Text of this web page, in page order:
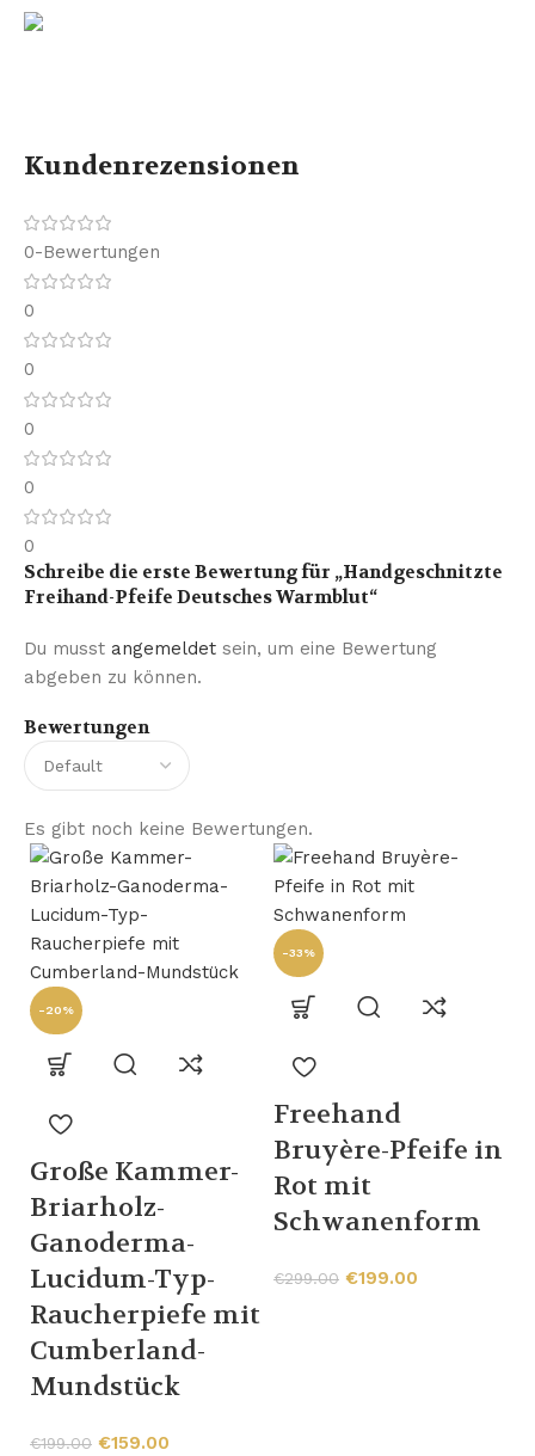
Kundenrezensionen
0-Bewertungen
0
0
0
0
0
Bewertungen
Es gibt noch keine Bewertungen.
Schreibe die erste Bewertung für „Handgeschnitzte
Freihand-Pfeife Deutsches Warmblut“
Du musst angemeldet sein, um eine Bewertung
abgeben zu können.
-20%
Große Kammer-
Briarholz-
Ganoderma-
Lucidum-Typ-
Raucherpiefe mit
Cumberland-
Mundstück
€199.00 €159.00
-33%
Freehand
Bruyère-Pfeife in
Rot mit
Schwanenform
€299.00 €199.00